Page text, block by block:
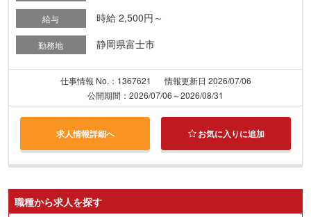
給与 時給 2,500円～
勤務地 静岡県富士市
仕事情報 No.：1367621
情報更新日 2026/07/06
公開期間：2026/07/06～2026/08/31
求人情報詳細へ お気に入りに追加
職種から求人を探す